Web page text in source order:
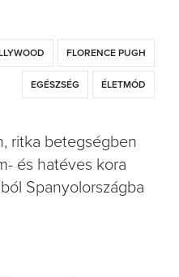
FLORENCE PUGH
EGÉSZSÉG ÉLETMÓD
ritka betegségben
és hatéves kora
Spanyolországba